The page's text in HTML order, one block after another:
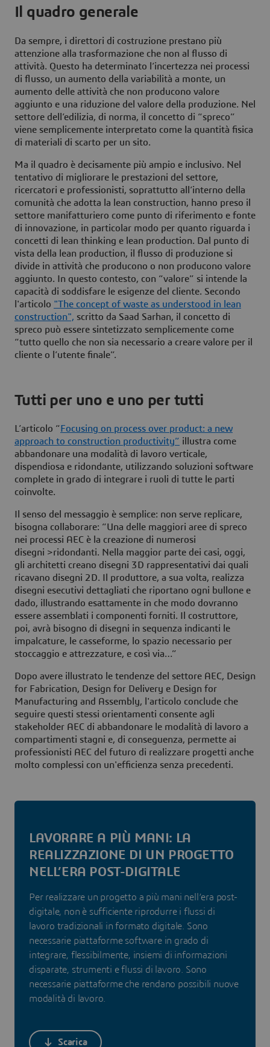
Il quadro generale
Da sempre, i direttori di costruzione prestano più
attenzione alla trasformazione che non al flusso di
attività. Questo ha determinato l’incertezza nei processi
di flusso, un aumento della variabilità a monte, un
aumento delle attività che non producono valore
aggiunto e una riduzione del valore della produzione. Nel
settore dell’edilizia, di norma, il concetto di “spreco”
viene semplicemente interpretato come la quantità fisica
di materiali di scarto per un sito.
Ma il quadro è decisamente più ampio e inclusivo. Nel
tentativo di migliorare le prestazioni del settore,
ricercatori e professionisti, soprattutto all’interno della
comunità che adotta la lean construction, hanno preso il
settore manifatturiero come punto di riferimento e fonte
di innovazione, in particolar modo per quanto riguarda i
concetti di lean thinking e lean production. Dal punto di
vista della lean production, il flusso di produzione si
divide in attività che producono o non producono valore
aggiunto. In questo contesto, con “valore” si intende la
capacità di soddisfare le esigenze del cliente. Secondo
l'articolo "The concept of waste as understood in lean
construction", scritto da Saad Sarhan, il concetto di
spreco può essere sintetizzato semplicemente come
“tutto quello che non sia necessario a creare valore per il
cliente o l’utente finale”.
Tutti per uno e uno per tutti
L’articolo “ Focusing on process over product: a new
approach to construction productivity” illustra come
abbandonare una modalità di lavoro verticale,
dispendiosa e ridondante, utilizzando soluzioni software
complete in grado di integrare i ruoli di tutte le parti
coinvolte.
Il senso del messaggio è semplice: non serve replicare,
bisogna collaborare: “Una delle maggiori aree di spreco
nei processi AEC è la creazione di numerosi
disegni >ridondanti. Nella maggior parte dei casi, oggi,
gli architetti creano disegni 3D rappresentativi dai quali
ricavano disegni 2D. Il produttore, a sua volta, realizza
disegni esecutivi dettagliati che riportano ogni bullone e
dado, illustrando esattamente in che modo dovranno
essere assemblati i componenti forniti. Il costruttore,
poi, avrà bisogno di disegni in sequenza indicanti le
impalcature, le casseforme, lo spazio necessario per
stoccaggio e attrezzature, e così via…”
Dopo avere illustrato le tendenze del settore AEC, Design
for Fabrication, Design for Delivery e Design for
Manufacturing and Assembly, l'articolo conclude che
seguire questi stessi orientamenti consente agli
stakeholder AEC di abbandonare le modalità di lavoro a
compartimenti stagni e, di conseguenza, permette ai
professionisti AEC del futuro di realizzare progetti anche
molto complessi con un'efficienza senza precedenti.
LAVORARE A PIÙ MANI: LA
REALIZZAZIONE DI UN PROGETTO
NELL’ERA POST-DIGITALE
Per realizzare un progetto a più mani nell’era post-
digitale, non è sufficiente riprodurre i flussi di
lavoro tradizionali in formato digitale. Sono
necessarie piattaforme software in grado di
integrare, flessibilmente, insiemi di informazioni
disparate, strumenti e flussi di lavoro. Sono
necessarie piattaforme che rendano possibili nuove
modalità di lavoro.
Scarica